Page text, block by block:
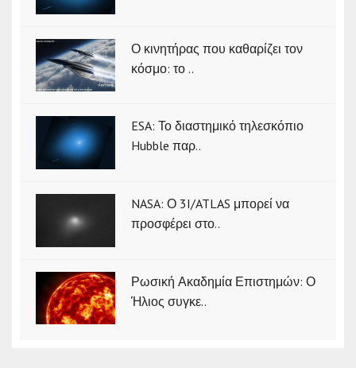
Ο κινητήρας που καθαρίζει τον
κόσμο: το ..
ESA: Το διαστημικό τηλεσκόπιο
Hubble παρ..
NASA: Ο 3I/ATLAS μπορεί να
προσφέρει στο..
Ρωσική Ακαδημία Επιστημών: Ο
Ήλιος συγκε..